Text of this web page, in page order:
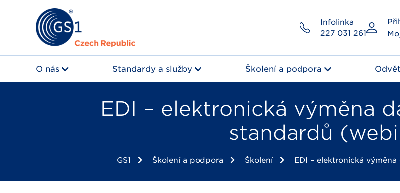
Infolinka
227 031 261
O nás Standardy a služby Školení a podpora
EDI – elektronická výměna
standardů
GS1 Školení a podpora Školení EDI – elektronická